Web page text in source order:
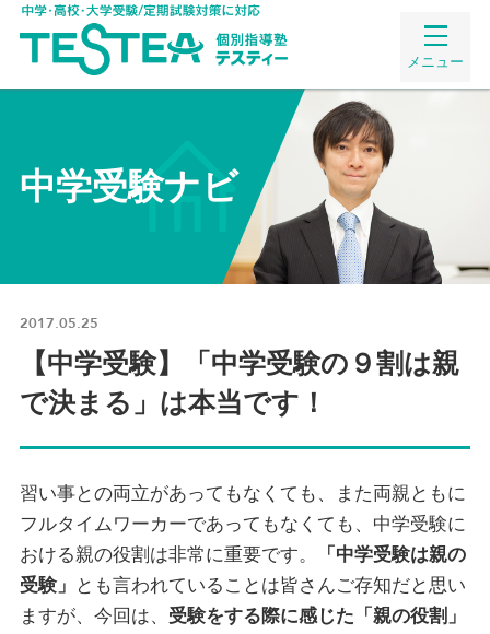
メニュー
中学受験ナビ
2017.05.25
【中学受験】「中学受験の９割は親
で決まる」は本当です！
習い事との両立があってもなくても、また両親ともに
フルタイムワーカーであってもなくても、中学受験に
おける親の役割は非常に重要です。
「中学受験は親の
受験」
とも言われていることは皆さんご存知だと思い
ますが、今回は、 受験をする際に感じた「親の役割」